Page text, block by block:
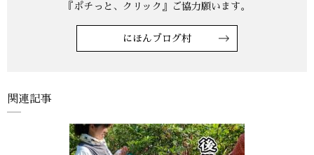
にほんブログ村
関連記事